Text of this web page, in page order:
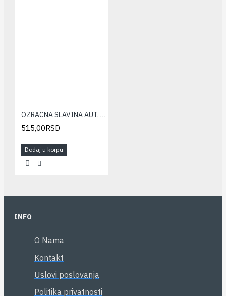
OZRACNA SLAVINA AUT. CALEFFI 1/2
515,00RSD
Dodaj u korpu
INFO
O Nama
Kontakt
Uslovi poslovanja
Politika privatnosti